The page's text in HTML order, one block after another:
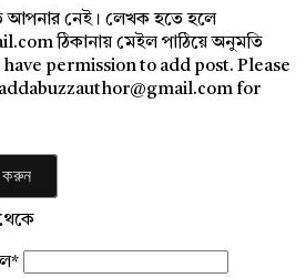
আপনার নেই। লেখক হতে হলে
ঠিকানায় মেইল পাঠিয়ে অনুমতি
permission to add post. Please
for
করুন
*